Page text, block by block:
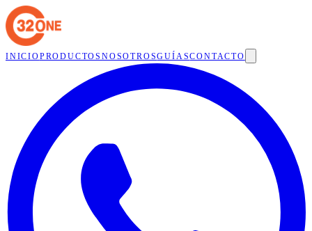
INICIOPRODUCTOSNOSOTROSGUÍASCONTACTO